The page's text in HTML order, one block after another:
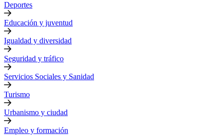
Deportes
Educación y juventud
Igualdad y diversidad
Seguridad y tráfico
Servicios Sociales y Sanidad
Turismo
Urbanismo y ciudad
Empleo y formación